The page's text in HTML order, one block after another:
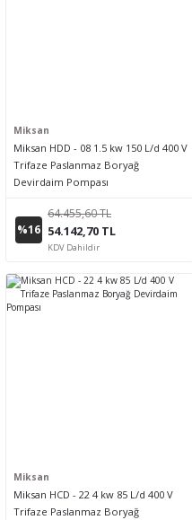
Miksan
Miksan HDD - 08 1.5 kw 150 L/d 400 V
Trifaze Paslanmaz Boryağ
Devirdaim Pompası
%16
64.455,60 TL
54.142,70 TL
KDV Dahildir
Miksan
Miksan HCD - 22 4 kw 85 L/d 400 V
Trifaze Paslanmaz Boryağ